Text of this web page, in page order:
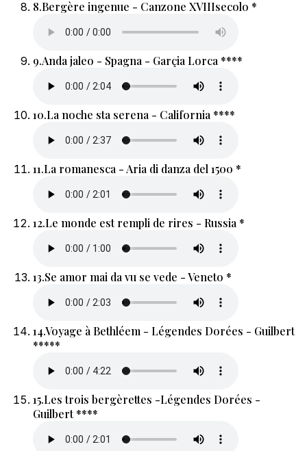
8.Bergère ingenue - Canzone XVIIIsecolo *
9.Anda jaleo - Spagna - Garçia Lorca ****
10.La noche sta serena - California ****
11.La romanesca - Aria di danza del 1500 *
12.Le monde est rempli de rires - Russia *
13.Se amor mai da vu se vede - Veneto *
14.Voyage à Bethléem - Légendes Dorées - Guilbert
*****
15.Les trois bergèrettes -Légendes Dorées -
Guilbert ****